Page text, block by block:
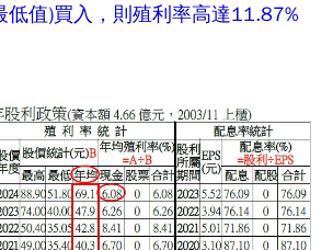
值)買入，則殖利率高達11.87%